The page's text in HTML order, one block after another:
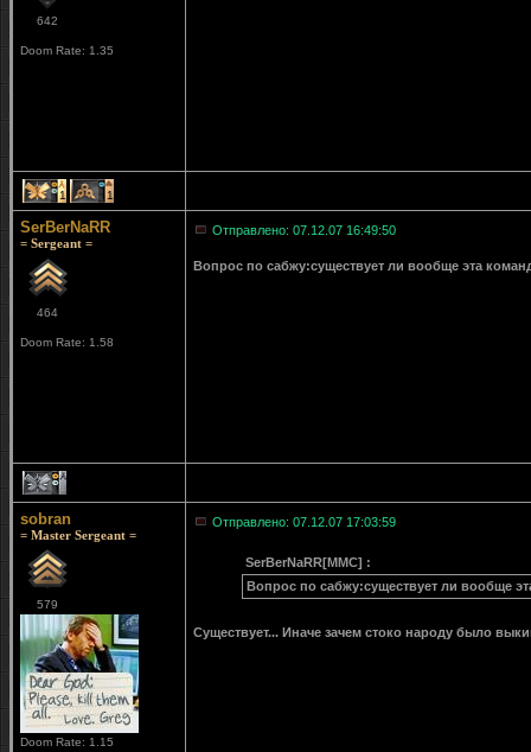
642
Doom Rate: 1.35
1 1
SerBerNaRR
= Sergeant =
464
Doom Rate: 1.58
Отправлено: 07.12.07 16:49:50
Вопрос по сабжу:существует ли вообще эта
1
sobran
= Master Sergeant =
579
Doom Rate: 1.15
Отправлено: 07.12.07 17:03:59
SerBerNaRR[MMC] :
Вопрос по сабжу:существует ли вообще
Существует... Иначе зачем стоко народу было